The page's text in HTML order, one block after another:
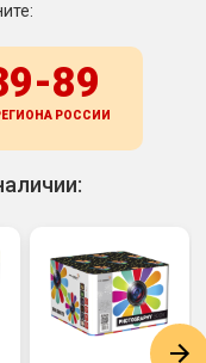
89
РОССИИ